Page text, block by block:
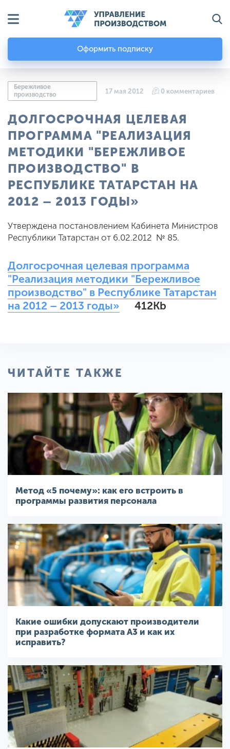
Оформить подписку
Бережливое
производство
17 мая 2012 0 комментариев
ДОЛГОСРОЧНАЯ ЦЕЛЕВАЯ
ПРОГРАММА "РЕАЛИЗАЦИЯ
МЕТОДИКИ "БЕРЕЖЛИВОЕ
ПРОИЗВОДСТВО" В
РЕСПУБЛИКЕ ТАТАРСТАН НА
2012 – 2013 ГОДЫ»
Утверждена постановлением Кабинета Министров
Республики Татарстан от 6.02.2012 № 85.
Долгосрочная целевая программа
"Реализация методики "Бережливое
производство" в Республике Татарстан
на 2012 – 2013 годы»
412Kb
ЧИТАЙТЕ ТАКЖЕ
Метод «5 почему»: как его встроить в
программы развития персонала
Какие ошибки допускают производители
при разработке формата A3 и как их
исправить?